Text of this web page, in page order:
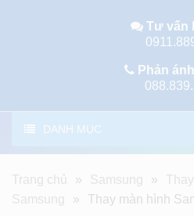
Tư vấn
Phản
DANH MỤC
Trang chủ » Samsung »
Samsung
» Thay màn hình